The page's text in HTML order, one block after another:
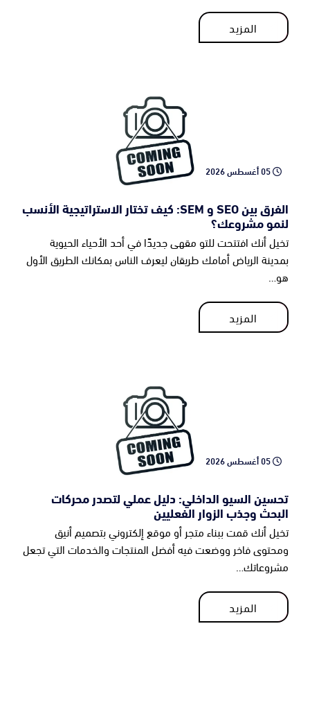
المزيد
المزيد
05 أغسطس 2026
الفرق بين SEO و SEM: كيف تختار الاستراتيجية الأنسب
لنمو مشروعك؟
تخيل أنك افتتحت للتو مقهى جديدًا في أحد الأحياء الحيوية
بمدينة الرياض أمامك طريقان ليعرف الناس بمكانك الطريق الأول
هو…
المزيد
المزيد
05 أغسطس 2026
تحسين السيو الداخلي: دليل عملي لتصدر محركات
البحث وجذب الزوار الفعليين
تخيل أنك قمت ببناء متجر أو موقع إلكتروني بتصميم أنيق
ومحتوى فاخر ووضعت فيه أفضل المنتجات والخدمات التي تجعل
مشروعاتك…
المزيد
المزيد